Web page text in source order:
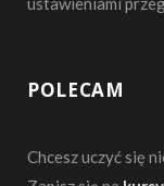
POLECAM
Chcesz uczyć się